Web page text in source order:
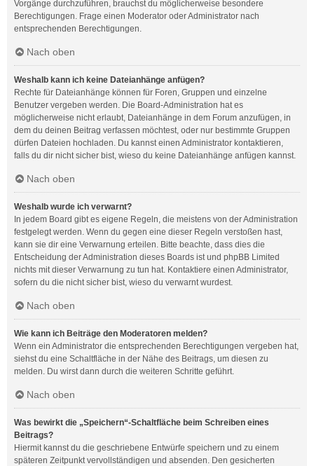
Vorgänge durchzuführen, brauchst du möglicherweise besondere
Berechtigungen. Frage einen Moderator oder Administrator nach
entsprechenden Berechtigungen.
Nach oben
Weshalb kann ich keine Dateianhänge anfügen?
Rechte für Dateianhänge können für Foren, Gruppen und einzelne
Benutzer vergeben werden. Die Board-Administration hat es
möglicherweise nicht erlaubt, Dateianhänge in dem Forum anzufügen, in
dem du deinen Beitrag verfassen möchtest, oder nur bestimmte Gruppen
dürfen Dateien hochladen. Du kannst einen Administrator kontaktieren,
falls du dir nicht sicher bist, wieso du keine Dateianhänge anfügen kannst.
Nach oben
Weshalb wurde ich verwarnt?
In jedem Board gibt es eigene Regeln, die meistens von der Administration
festgelegt werden. Wenn du gegen eine dieser Regeln verstoßen hast,
kann sie dir eine Verwarnung erteilen. Bitte beachte, dass dies die
Entscheidung der Administration dieses Boards ist und phpBB Limited
nichts mit dieser Verwarnung zu tun hat. Kontaktiere einen Administrator,
sofern du die nicht sicher bist, wieso du verwarnt wurdest.
Nach oben
Wie kann ich Beiträge den Moderatoren melden?
Wenn ein Administrator die entsprechenden Berechtigungen vergeben hat,
siehst du eine Schaltfläche in der Nähe des Beitrags, um diesen zu
melden. Du wirst dann durch die weiteren Schritte geführt.
Nach oben
Was bewirkt die „Speichern“-Schaltfläche beim Schreiben eines
Beitrags?
Hiermit kannst du die geschriebene Entwürfe speichern und zu einem
späteren Zeitpunkt vervollständigen und absenden. Den gesicherten